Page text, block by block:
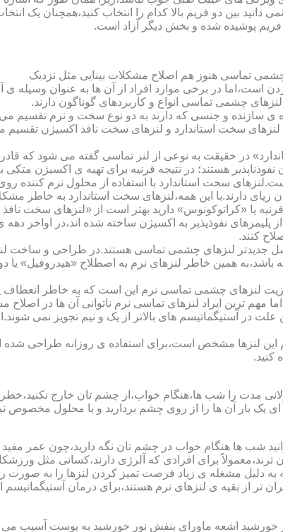
دانید بین دو فریم بالا کدام را انتخاب کنید،همچنان یک
فریم پوشیده شده و بخش دیگر آزاد است.
تماسی هنوز هم اصلاح مشکلات بینایی مثل نزدیک
است،اما در برخی موارد افراد از آن ها به عنوان وسیله ی
چشمی تماسی انواع و کاربردهای گوناگون دارند.
ی سازنده و جنسی که دارند به دو نوع سخت و نرم تقسیم می
سخت استاندارد و لنزهای سخت نافذ اکسیژن تقسیم
در حقیقت به نوعی از لنز تماسی گفته می شود که قادر
نفوذناپذیر هستند؛ در نتیجه قرنیه برای تهیه ی اکسیژن متکی
سخت استاندارد با استفاده از محلول نرم
دارند.با این همه،لنزهای سخت استاندارد به خاطر
یا «کراتوکونوس» دارید بهتر است از «لنزهای سخت
کنند.
جدیدتر لنزهای چشمی تماسی هستند.در طراحی و ساخت
باشد،به همین خاطر لنزهای نرم به اصطلاح «هیدروفیل»
لنزهای چشمی تماسی نرم این است که به خاطر انعطاف
مهم ترین ایراد لنزهای تماسی نرم ناتوانی آن ها در
علت در آستیگماتیسم های بالاتر از یک و نیم تجویز نمی
لنزها مشخص است،برای استفاده ی روزانه طراحی شده
مدت را شب ها،هنگام خواب،از چشم تان خارج
ای یک بار آن ها را از روی چشم بردارید و با محلول مخصوص
شب ها هنگام خواب در چشم تان نگه دارید،چون عمر مفید
برای افرادی که آلرژی دارند،کسانی مثل
مشغله ی زیاد فرصت تمیز کردن لنزها را به صورت
تر از بقیه ی لنزهای نرم هستند،برای درمان